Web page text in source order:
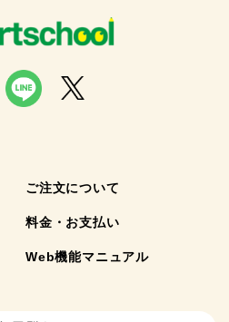
ご注文について
料金・お支払い
Web機能マニュアル